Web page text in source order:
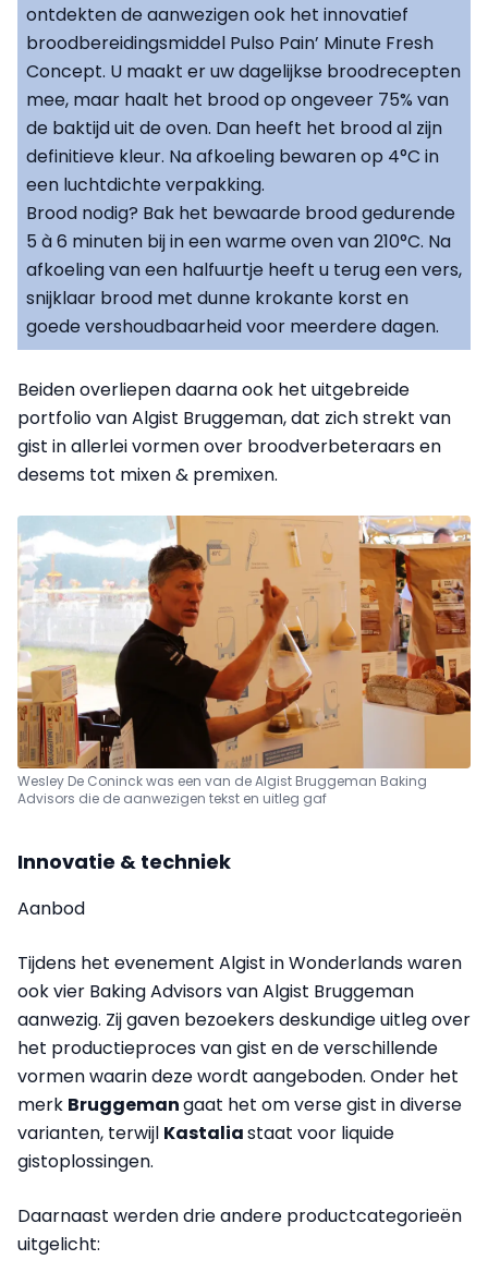
ontdekten de aanwezigen ook het innovatief
broodbereidingsmiddel Pulso Pain’ Minute Fresh
Concept. U maakt er uw dagelijkse broodrecepten
mee, maar haalt het brood op ongeveer 75% van
de baktijd uit de oven. Dan heeft het brood al zijn
definitieve kleur. Na afkoeling bewaren op 4°C in
een luchtdichte verpakking.
Brood nodig? Bak het bewaarde brood gedurende
5 à 6 minuten bij in een warme oven van 210°C. Na
afkoeling van een halfuurtje heeft u terug een vers,
snijklaar brood met dunne krokante korst en
goede vershoudbaarheid voor meerdere dagen.
Beiden overliepen daarna ook het uitgebreide
portfolio van Algist Bruggeman, dat zich strekt van
gist in allerlei vormen over broodverbeteraars en
desems tot mixen & premixen.
Wesley De Coninck was een van de Algist Bruggeman Baking
Advisors die de aanwezigen tekst en uitleg gaf
Innovatie & techniek
Aanbod
Tijdens het evenement Algist in Wonderlands waren
ook vier Baking Advisors van Algist Bruggeman
aanwezig. Zij gaven bezoekers deskundige uitleg over
het productieproces van gist en de verschillende
vormen waarin deze wordt aangeboden. Onder het
merk Bruggemangaat het om verse gist in diverse
varianten, terwijl Kastaliastaat voor liquide
gistoplossingen.
Daarnaast werden drie andere productcategorieën
uitgelicht: